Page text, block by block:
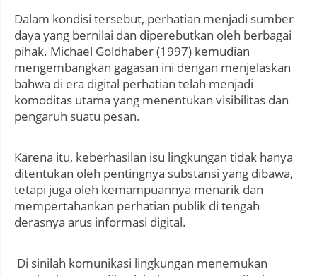
Dalam kondisi tersebut, perhatian menjadi sumber
daya yang bernilai dan diperebutkan oleh berbagai
pihak. Michael Goldhaber (1997) kemudian
mengembangkan gagasan ini dengan menjelaskan
bahwa di era digital perhatian telah menjadi
komoditas utama yang menentukan visibilitas dan
pengaruh suatu pesan.
Karena itu, keberhasilan isu lingkungan tidak hanya
ditentukan oleh pentingnya substansi yang dibawa,
tetapi juga oleh kemampuannya menarik dan
mempertahankan perhatian publik di tengah
derasnya arus informasi digital.
Di sinilah komunikasi lingkungan menemukan